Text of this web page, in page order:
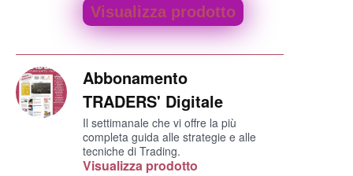
Visualizza prodotto
Abbonamento
TRADERS' Digitale
Il settimanale che vi offre la più
completa guida alle strategie e alle
tecniche di Trading.
Visualizza prodotto